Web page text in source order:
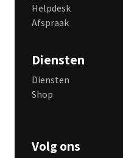
Helpdesk
Afspraak
Diensten
Diensten
Shop
Volg ons